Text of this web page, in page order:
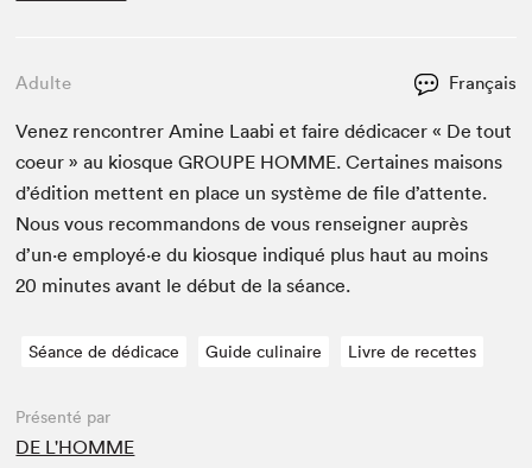
Adulte Français
Venez ren­con­tr­er Amine Laabi et faire dédi­cac­er « De tout
coeur » au kiosqueGROUPE HOMME. Cer­taines maisons
d’édi­tion met­tent en place un sys­tème de file d’at­tente.
Nous vous recom­man­dons de vous ren­seign­er auprès
d’un·e employé·e du kiosque indiqué plus haut au moins
20 min­utes avant le début de la séance.
Séance de dédicace Guide culinaire Livre de recettes
Présenté par
DE L'HOMME